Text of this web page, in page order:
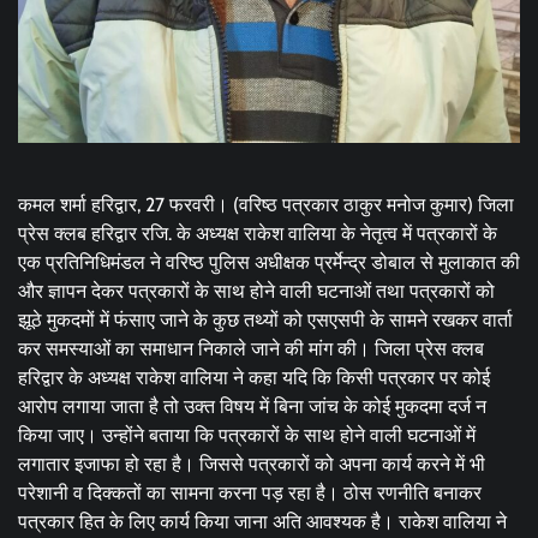
कमल शर्मा हरिद्वार, 27 फरवरी। (वरिष्ठ पत्रकार ठाकुर मनोज कुमार) जिला
प्रेस क्लब हरिद्वार रजि. के अध्यक्ष राकेश वालिया के नेतृत्व में पत्रकारों के
एक प्रतिनिधिमंडल ने वरिष्ठ पुलिस अधीक्षक प्रर्मेन्द्र डोबाल से मुलाकात की
और ज्ञापन देकर पत्रकारों के साथ होने वाली घटनाओं तथा पत्रकारों को
झूठे मुकदमों में फंसाए जाने के कुछ तथ्यों को एसएसपी के सामने रखकर वार्ता
कर समस्याओं का समाधान निकाले जाने की मांग की। जिला प्रेस क्लब
हरिद्वार के अध्यक्ष राकेश वालिया ने कहा यदि कि किसी पत्रकार पर कोई
आरोप लगाया जाता है तो उक्त विषय में बिना जांच के कोई मुकदमा दर्ज न
किया जाए। उन्होंने बताया कि पत्रकारों के साथ होने वाली घटनाओं में
लगातार इजाफा हो रहा है। जिससे पत्रकारों को अपना कार्य करने में भी
परेशानी व दिक्कतों का सामना करना पड़ रहा है। ठोस रणनीति बनाकर
पत्रकार हित के लिए कार्य किया जाना अति आवश्यक है। राकेश वालिया ने